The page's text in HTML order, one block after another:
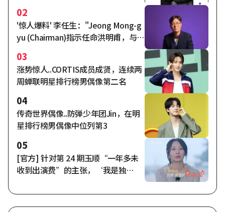
02
'惊人爆料' 李任生："Jeong Mong-g
yu (Chairman)指示任命洪明甫，与N
是……"
03
涨势惊人..CORTIS成员成贤，连续两
周蝉联明星排行榜男偶像第二名
04
传奇世界偶像..防弹少年团Jin，在明
星排行榜男偶像中位列第3
05
[官方] 针对第 24 期玉顺“一年多未
收到出演费”的主张，‘我是独
毕”。